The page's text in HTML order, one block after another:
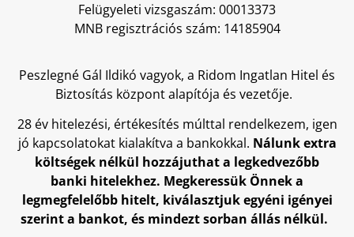
Peszlegné Gál Ildikó vagyok, a Ridom Ingatlan Hitel és
Biztosítás központ alapítója és vezetője.
28 év hitelezési, értékesítés múlttal rendelkezem, igen
jó kapcsolatokat kialakítva a bankokkal. Nálunk extra
költségek nélkül hozzájuthat a legkedvezőbb
banki hitelekhez. Megkeressük Önnek a
legmegfelelőbb hitelt, kiválasztjuk egyéni igényei
szerint a bankot, és mindezt sorban állás nélkül.
Felügyeleti vizsgaszám: 00013373
MNB regisztrációs szám: 14185904